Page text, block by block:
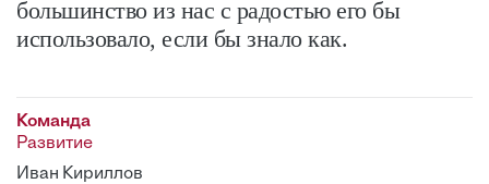
большинство из нас с радостью его бы
использовало, если бы знало как.
Команда
Развитие
Иван Кириллов